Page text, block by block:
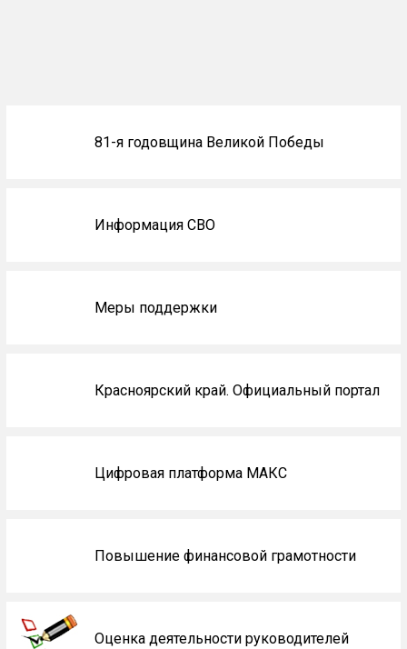
81-я годовщина Великой Победы
Информация СВО
Меры поддержки
Красноярский край. Официальный портал
Цифровая платформа МАКС
Повышение финансовой грамотности
Оценка деятельности руководителей